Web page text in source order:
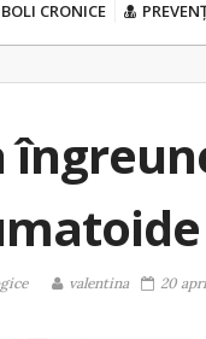
BOLI CRONICE
valentina 20